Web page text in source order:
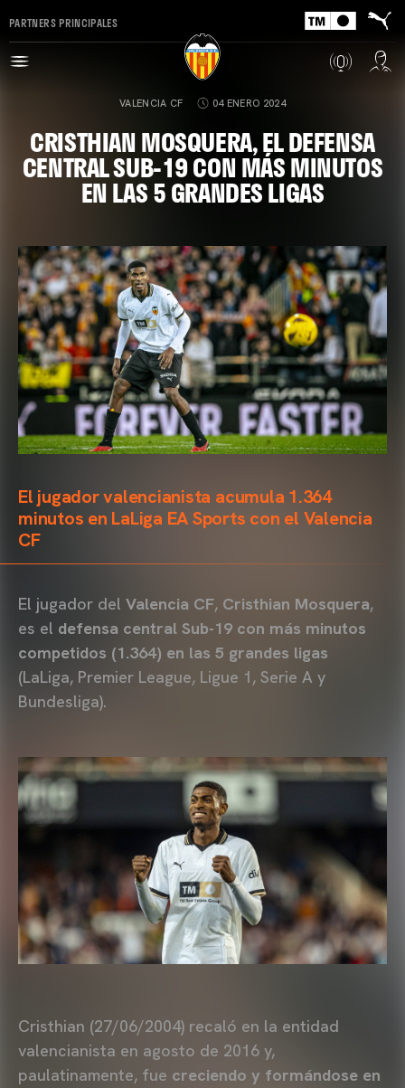
PARTNERS PRINCIPALES
VALENCIA CF 04 ENERO 2024
CRISTHIAN MOSQUERA, EL DEFENSA
CENTRAL SUB-19 CON MÁS MINUTOS
EN LAS 5 GRANDES LIGAS
El jugador valencianista acumula 1.364
minutos en LaLiga EA Sports con el Valencia
CF
El jugador del Valencia CF, Cristhian Mosquera,
es el defensa central Sub-19 con más minutos
competidos (1.364) en las 5 grandes ligas
(LaLiga, Premier League, Ligue 1, Serie A y
Bundesliga).
Cristhian (27/06/2004) recaló en la entidad
valencianista en agosto de 2016 y,
paulatinamente, fue creciendo y formándose en